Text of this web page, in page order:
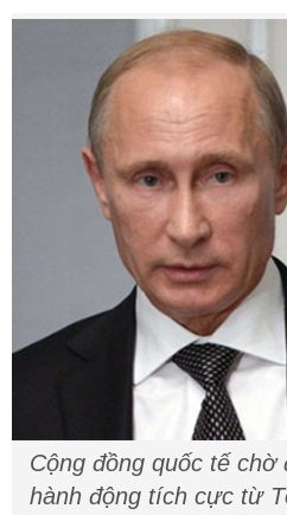
Cộng đồng quốc tế
hành động tích cực từ